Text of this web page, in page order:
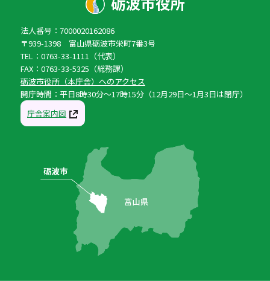
法人番号：7000020162086
〒939-1398 富山県砺波市栄町7番3号
TEL：0763-33-1111（代表）
FAX：0763-33-5325（総務課）
砺波市役所（本庁舎）へのアクセス
開庁時間：平日8時30分〜17時15分（12月29日〜1月3日は閉庁）
庁舎案内図